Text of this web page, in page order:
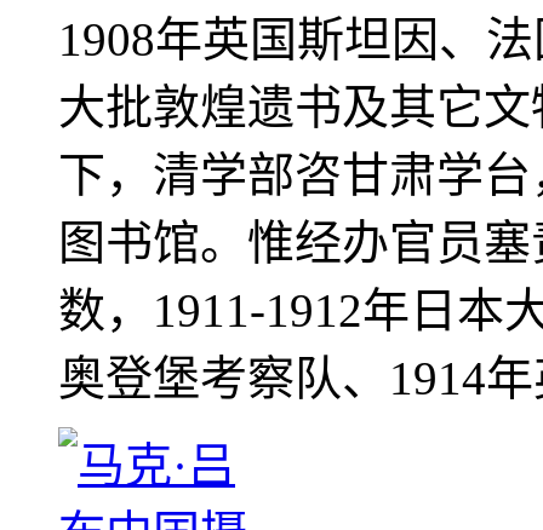
1908年英国斯坦因、
大批敦煌遗书及其它
下，清学部咨甘肃学
图书馆。惟经办官员
数，1911-1912年日本
奥登堡考察队、1914